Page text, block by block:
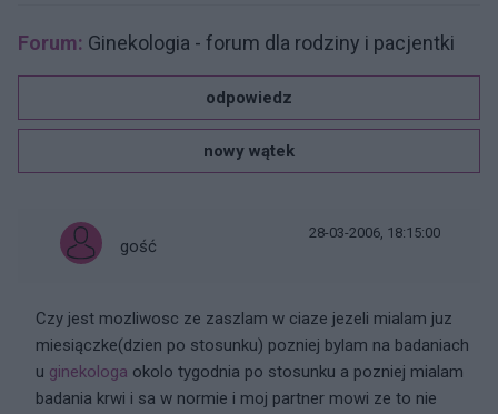
Forum: Ginekologia - forum dla rodziny i pacjentki
odpowiedz
nowy wątek
gość
28-03-2006, 18:15:00
Czy jest mozliwosc ze zaszlam w ciaze jezeli mialam juz
miesiączke(dzien po stosunku) pozniej bylam na badaniach
u ginekologa okolo tygodnia po stosunku a pozniej mialam
badania krwi i sa w normie i moj partner mowi ze to nie